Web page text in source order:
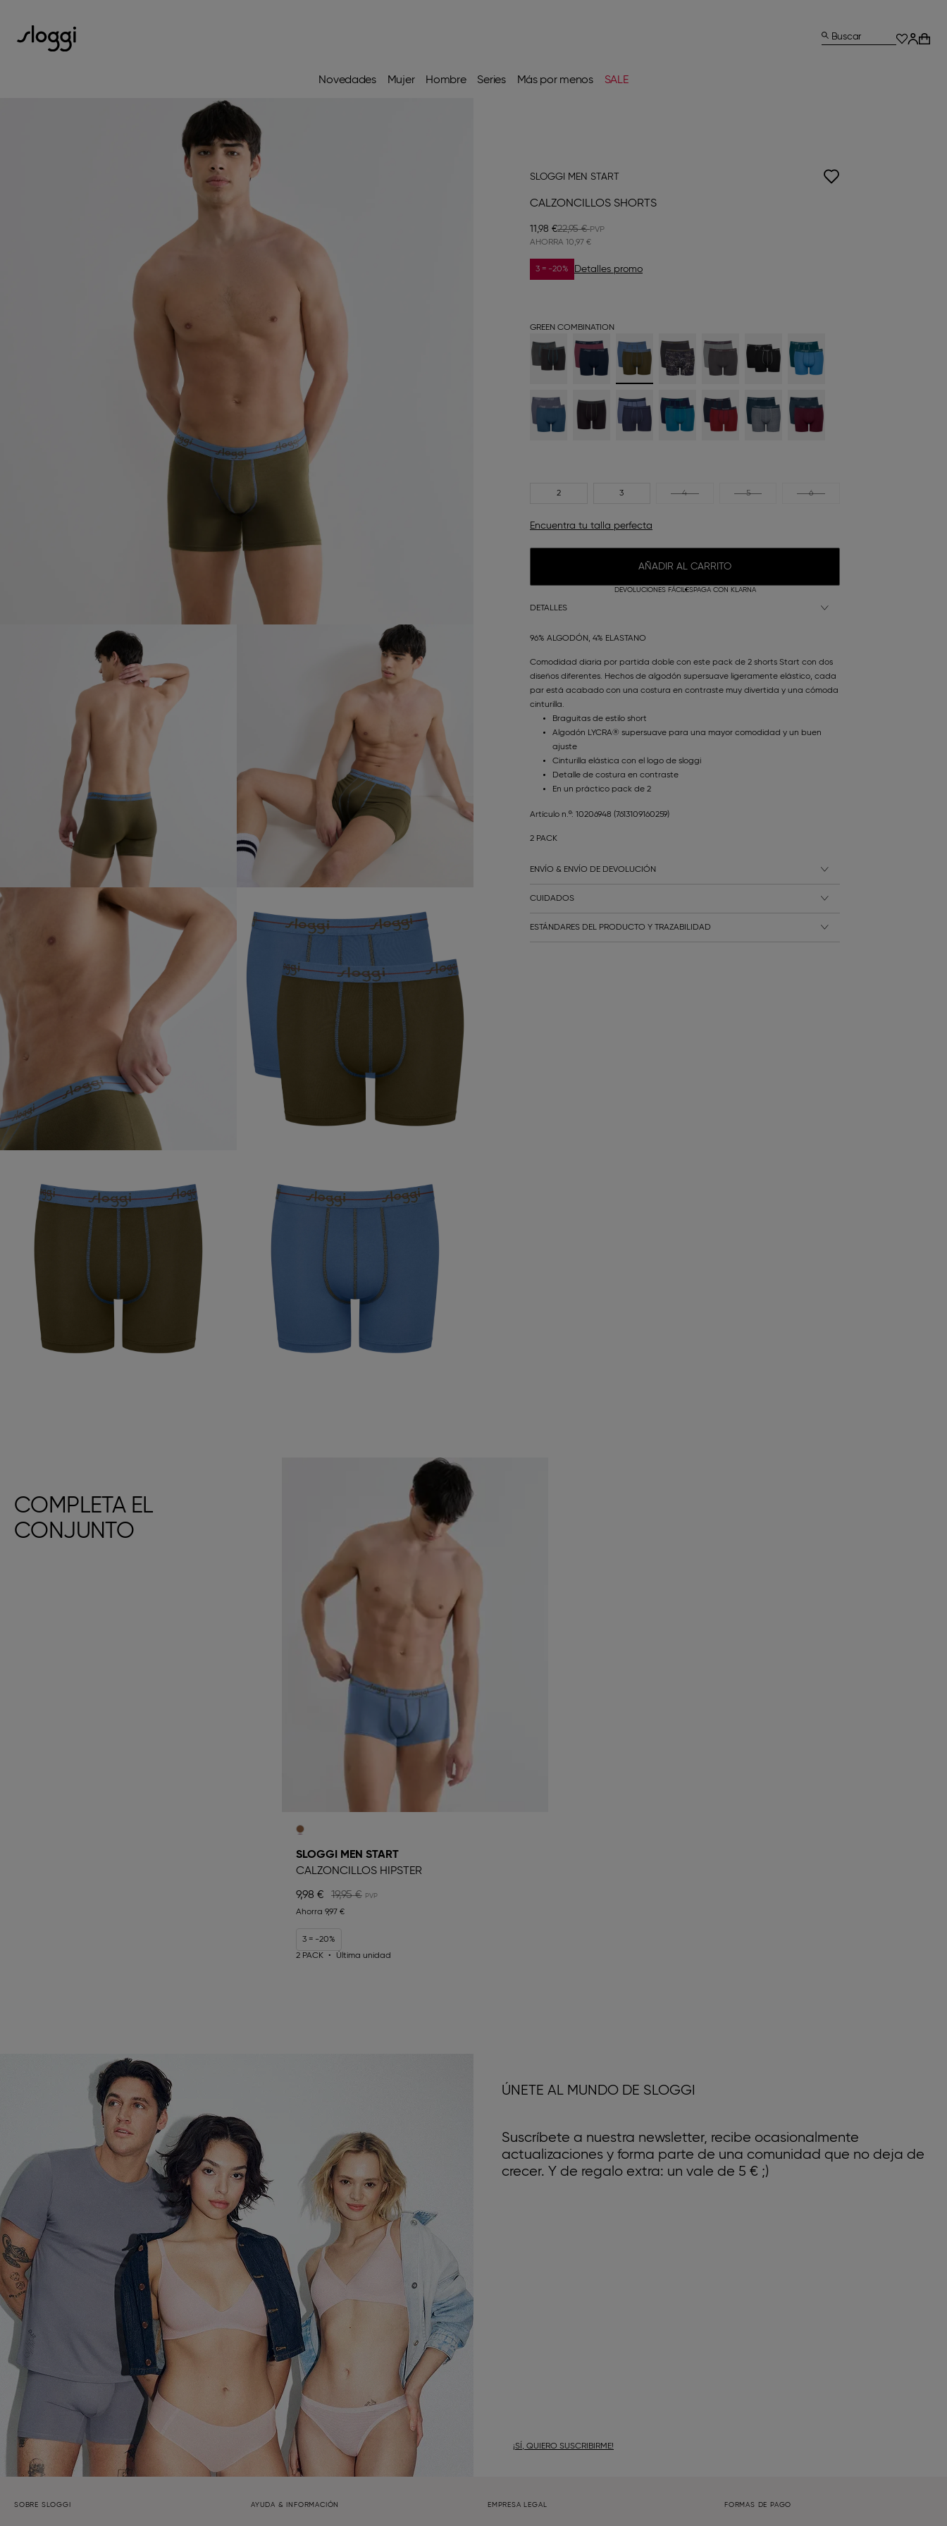
Novedades Mujer Hombre Series Más por menos SALE
Buscar
SLOGGI MEN START
CALZONCILLOS SHORTS
11,98 €22,95 €
AHORRA 10,97 €
3 = -20% Detalles promo
GREEN COMBINATION
2 3 4 5 6
Encuentra tu talla perfecta
AÑADIR AL CARRITO
DEVOLUCIONES FÁCILESPAGA CON KLARNA
DETALLES
96% ALGODÓN, 4% ELASTANO
Comodidad diaria por partida doble con este pack de 2 shorts Start con dos
diseños diferentes. Hechos de algodón supersuave ligeramente elástico, cada
par está acabado con una costura en contraste muy divertida y una cómoda
cinturilla.
Braguitas de estilo short
Algodón LYCRA® supersuave para una mayor comodidad y un buen
ajuste
Cinturilla elástica con el logo de sloggi
Detalle de costura en contraste
En un práctico pack de 2
Artículo n.º: 10206948 (7613109160259)
2 PACK
ENVÍO & ENVÍO DE DEVOLUCIÓN
CUIDADOS
ESTÁNDARES DEL PRODUCTO Y TRAZABILIDAD
COMPLETA EL
CONJUNTO
SLOGGI MEN START
CALZONCILLOS HIPSTER
9,98 € 19,95 €
Ahorra 9,97 €
3 = -20%
2 PACK
Última unidad
ÚNETE AL MUNDO DE SLOGGI
Suscríbete a nuestra newsletter, recibe ocasionalmente
actualizaciones y forma parte de una comunidad que no deja de
crecer. Y de regalo extra: un vale de 5 € ;)
¡SÍ, QUIERO SUSCRIBIRME!
SOBRE SLOGGI AYUDA & INFORMACIÓN EMPRESA LEGAL FORMAS DE PAGO